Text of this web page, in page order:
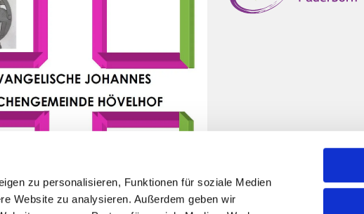
zu personalisieren, Funktionen für soziale Medien
Website zu analysieren. Außerdem geben wir